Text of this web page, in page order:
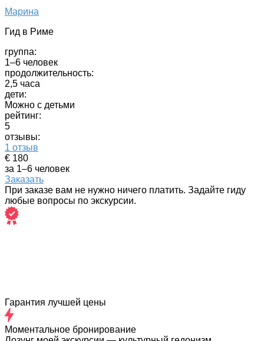
Марина
Гид в Риме
группа:
1–6 человек
продолжительность:
2,5 часа
дети:
Можно с детьми
рейтинг:
5
отзывы:
1 отзыв
€ 180
за 1–6 человек
Заказать
При заказе вам не нужно ничего платить. Задайте гиду
любые вопросы по экскурсии.
Гарантия лучшей цены
Моментальное бронирование